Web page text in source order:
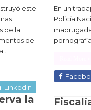
este
de la
de
LinkedIn
En un
Policía
la